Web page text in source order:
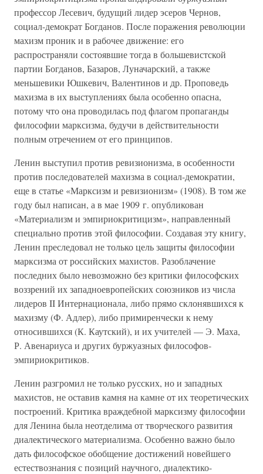
профессор Лесевич, будущий лидер эсеров Чернов,
социал-демократ Богданов. После поражения революции
махизм проник и в рабочее движение: его
распространяли состоявшие тогда в большевистской
партии Богданов, Базаров, Луначарский, а также
меньшевики Юшкевич, Валентинов и др. Проповедь
махизма в их выступлениях была особенно опасна,
потому что она проводилась под флагом пропаганды
философии марксизма, будучи в действительности
полным отречением от его принципов.
Ленин выступил против ревизионизма, в особенности
против последователей махизма в социал-демократии,
еще в статье «Марксизм и ревизионизм» (1908). В том же
году был написан, а в мае 1909 г. опубликован
«Материализм и эмпириокритицизм», направленный
специально против этой философии. Создавая эту книгу,
Ленин преследовал не только цель защиты философии
марксизма от российских махистов. Разоблачение
последних было невозможно без критики философских
воззрений их западноевропейских союзников из числа
лидеров II Интернационала, либо прямо склонявшихся к
махизму (Ф. Адлер), либо примиренчески к нему
относившихся (К. Каутский), и их учителей — Э. Маха,
Р. Авенариуса и других буржуазных философов-
эмпириокритиков.
Ленин разгромил не только русских, но и западных
махистов, не оставив камня на камне от их теоретических
построений. Критика враждебной марксизму философии
для Ленина была неотделима от творческого развития
диалектического материализма. Особенно важно было
дать философское обобщение достижений новейшего
естествознания с позиций научного, диалектико-